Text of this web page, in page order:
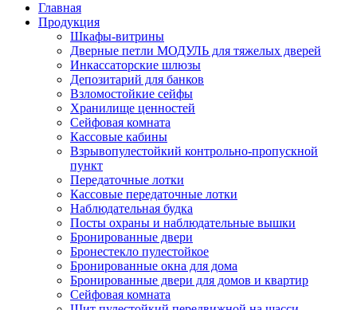
Главная
Продукция
Шкафы-витрины
Дверные петли МОДУЛЬ для тяжелых дверей
Инкассаторские шлюзы
Депозитарий для банков
Взломостойкие сейфы
Хранилище ценностей
Сейфовая комната
Кассовые кабины
Взрывопулестойкий контрольно-пропускной
пункт
Передаточные лотки
Кассовые передаточные лотки
Наблюдательная будка
Посты охраны и наблюдательные вышки
Бронированные двери
Бронестекло пулестойкое
Бронированные окна для дома
Бронированные двери для домов и квартир
Сейфовая комната